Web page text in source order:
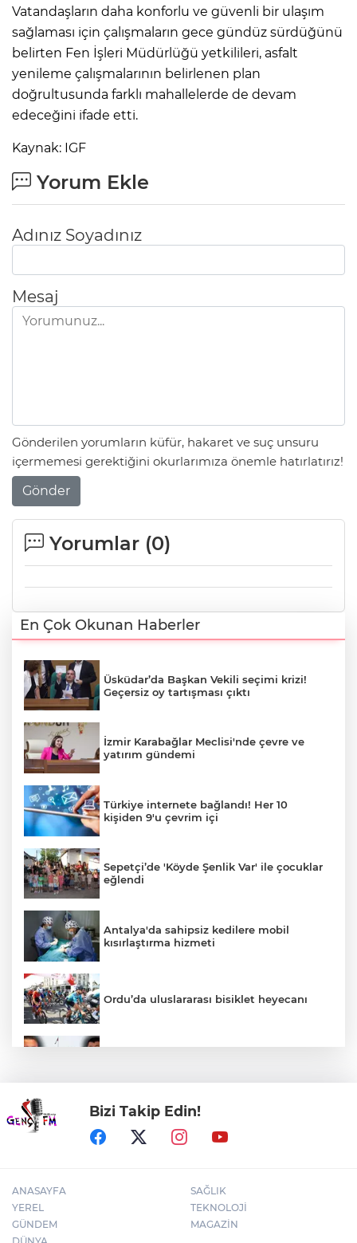
Vatandaşların daha konforlu ve güvenli bir ulaşım
sağlaması için çalışmaların gece gündüz sürdüğünü
belirten Fen İşleri Müdürlüğü yetkilileri, asfalt
yenileme çalışmalarının belirlenen plan
doğrultusunda farklı mahallelerde de devam
edeceğini ifade etti.
Kaynak: IGF
Yorum Ekle
Adınız Soyadınız
Mesaj
Gönderilen yorumların küfür, hakaret ve suç unsuru
içermemesi gerektiğini okurlarımıza önemle hatırlatırız!
Gönder
Yorumlar (0)
En Çok Okunan Haberler
Üsküdar’da Başkan Vekili seçimi krizi!
Geçersiz oy tartışması çıktı
İzmir Karabağlar Meclisi'nde çevre ve
yatırım gündemi
Türkiye internete bağlandı! Her 10
kişiden 9'u çevrim içi
Sepetçi’de 'Köyde Şenlik Var' ile çocuklar
eğlendi
Antalya'da sahipsiz kedilere mobil
kısırlaştırma hizmeti
Ordu’da uluslararası bisiklet heyecanı
Karacabey'de 38 bin 850 dekar arazi
modern sulamaya kavuşuyor
Bizi Takip Edin!
ANASAYFA
YEREL
GÜNDEM
SAĞLIK
TEKNOLOJİ
MAGAZİN